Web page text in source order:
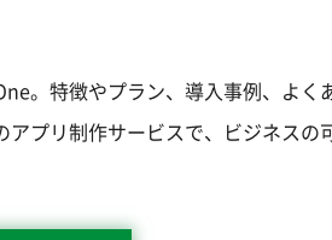
。特徴やプラン、導入事例、よく
プリ制作サービスで、ビジネスの